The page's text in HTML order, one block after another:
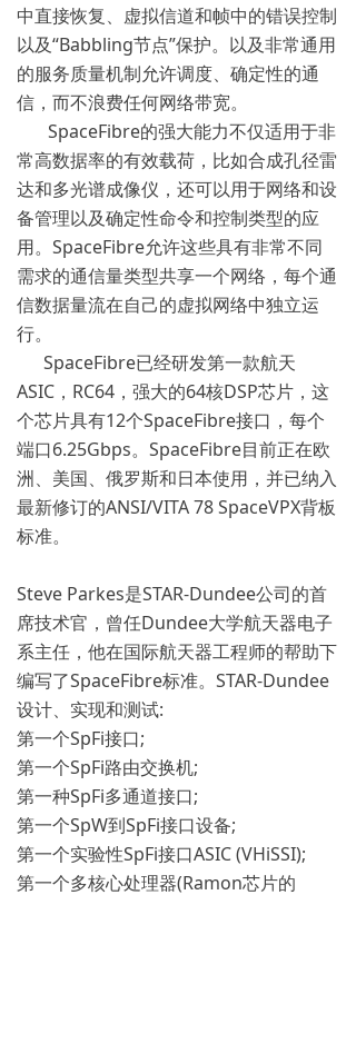
中直接恢复、虚拟信道和帧中的错误控制
以及“Babbling节点”保护。以及非常通用
的服务质量机制允许调度、确定性的通
信，而不浪费任何网络带宽。
SpaceFibre的强大能力不仅适用于非
常高数据率的有效载荷，比如合成孔径雷
达和多光谱成像仪，还可以用于网络和设
备管理以及确定性命令和控制类型的应
用。SpaceFibre允许这些具有非常不同
需求的通信量类型共享一个网络，每个通
信数据量流在自己的虚拟网络中独立运
行。
SpaceFibre已经研发第一款航天
ASIC，RC64，强大的64核DSP芯片，这
个芯片具有12个SpaceFibre接口，每个
端口6.25Gbps。SpaceFibre目前正在欧
洲、美国、俄罗斯和日本使用，并已纳入
最新修订的ANSI/VITA 78 SpaceVPX背板
标准。
Steve Parkes是STAR-Dundee公司的首
席技术官，曾任Dundee大学航天器电子
系主任，他在国际航天器工程师的帮助下
编写了SpaceFibre标准。STAR-Dundee
设计、实现和测试:
第一个SpFi接口;
第一个SpFi路由交换机;
第一种SpFi多通道接口;
第一个SpW到SpFi接口设备;
第一个实验性SpFi接口ASIC (VHiSSI);
第一个多核心处理器(Ramon芯片的